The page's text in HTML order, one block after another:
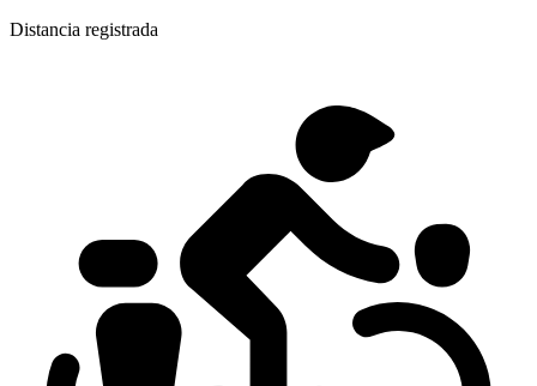
Distancia registrada